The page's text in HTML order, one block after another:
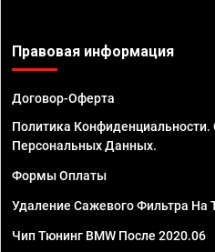
Правовая информация
Договор-Оферта
Политика Конфиденциальности.
Персональных Данных.
Формы Оплаты
Удаление Сажевого Фильтра На
Чип Тюнинг BMW После 2020.06